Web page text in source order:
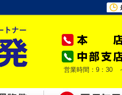
営業時間：9：30